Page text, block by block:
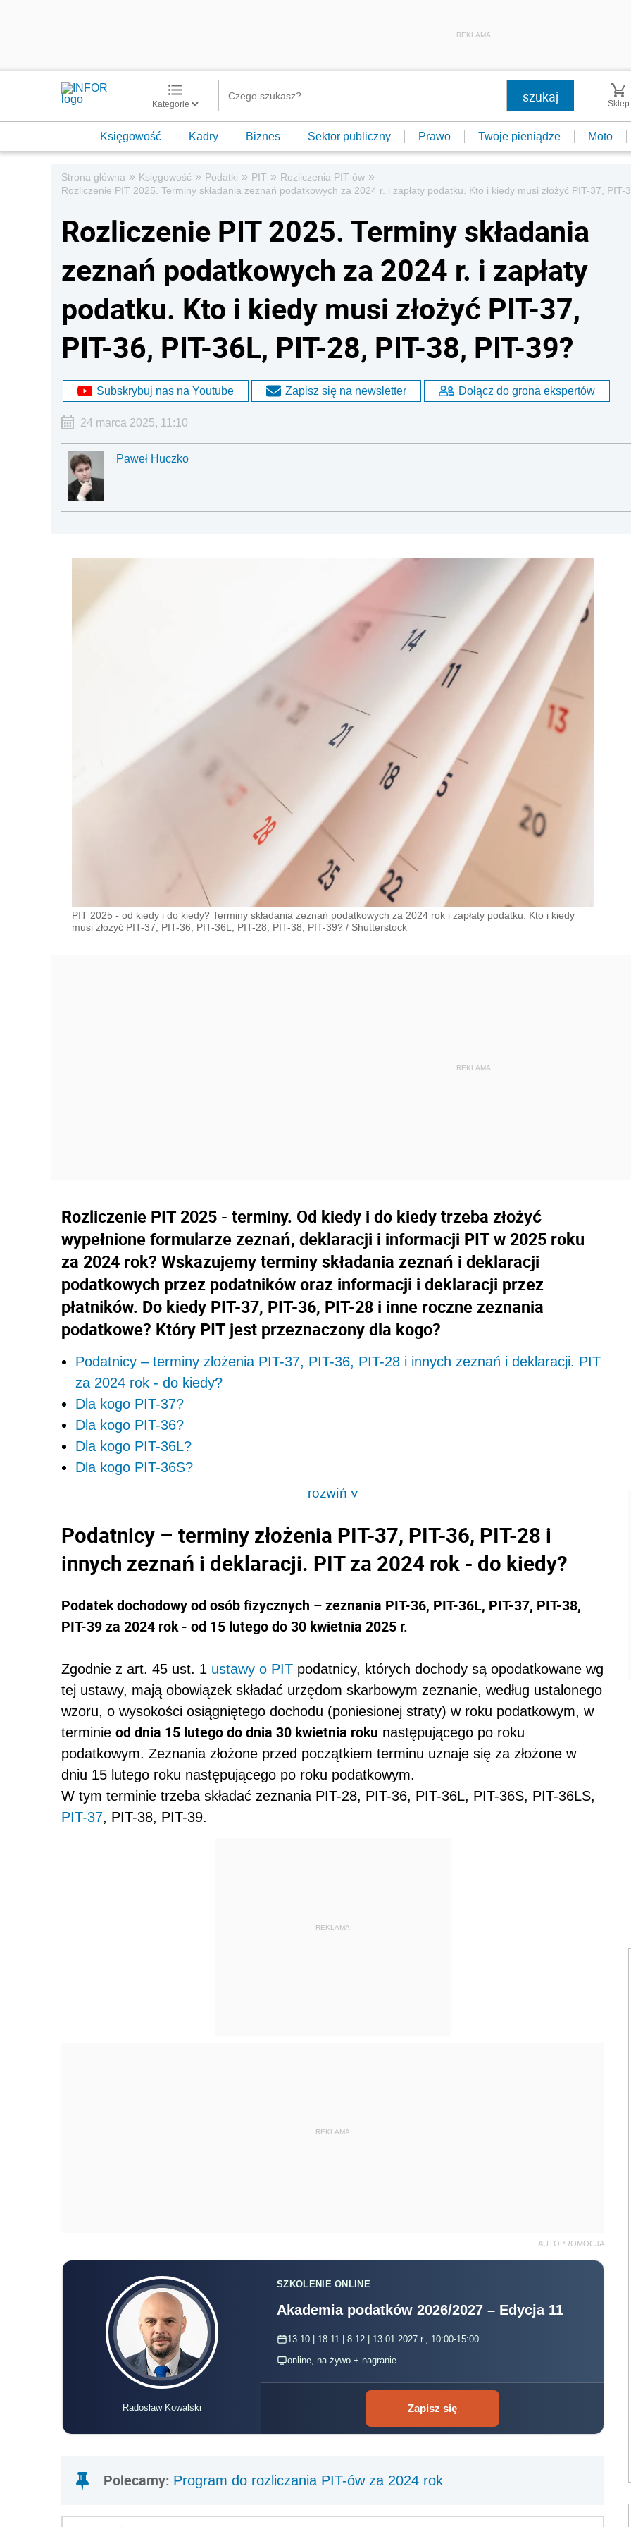
REKLAMA
Kategorie Sklep
Księgowość Kadry Biznes Sektor publiczny Prawo Twoje pieniądze Moto
Strona główna » Księgowość » Podatki » PIT » Rozliczenia PIT-ów »
Rozliczenie PIT 2025. Terminy składania zeznań podatkowych za 2024 r. i zapłaty podatku. Kto i kiedy musi złożyć PIT-37,
Rozliczenie PIT 2025. Terminy składania
zeznań podatkowych za 2024 r. i zapłaty
podatku. Kto i kiedy musi złożyć PIT-37,
PIT-36, PIT-36L, PIT-28, PIT-38, PIT-39?
Subskrybuj nas na Youtube Zapisz się na newsletter Dołącz do grona ekspertów
24 marca 2025, 11:10
Paweł Huczko
PIT 2025 - od kiedy i do kiedy? Terminy składania zeznań podatkowych za 2024 rok i zapłaty podatku. Kto i kiedy
musi złożyć PIT-37, PIT-36, PIT-36L, PIT-28, PIT-38, PIT-39? / Shutterstock
Rozliczenie PIT 2025 - terminy. Od kiedy i do kiedy trzeba złożyć
wypełnione formularze zeznań, deklaracji i informacji PIT w 2025 roku
za 2024 rok? Wskazujemy terminy składania zeznań i deklaracji
podatkowych przez podatników oraz informacji i deklaracji przez
płatników. Do kiedy PIT-37, PIT-36, PIT-28 i inne roczne zeznania
podatkowe? Który PIT jest przeznaczony dla kogo?
Podatnicy – terminy złożenia PIT-37, PIT-36, PIT-28 i innych zeznań i deklaracji. PIT
za 2024 rok - do kiedy?
Dla kogo PIT-37?
Dla kogo PIT-36?
Dla kogo PIT-36L?
Dla kogo PIT-36S?
rozwiń>
Podatnicy – terminy złożenia PIT-37, PIT-36, PIT-28 i
innych zeznań i deklaracji. PIT za 2024 rok - do kiedy?
Podatek dochodowy od osób fizycznych – zeznania PIT-36, PIT-36L, PIT-37, PIT-38,
PIT-39 za 2024 rok - od 15 lutego do 30 kwietnia 2025 r.
Zgodnie z art. 45 ust. 1 ustawy o PIT podatnicy, których dochody są opodatkowane wg
tej ustawy, mają obowiązek składać urzędom skarbowym zeznanie, według ustalonego
wzoru, o wysokości osiągniętego dochodu (poniesionej straty) w roku podatkowym, w
terminie od dnia 15 lutego do dnia 30 kwietnia roku następującego po roku
podatkowym. Zeznania złożone przed początkiem terminu uznaje się za złożone w
dniu 15 lutego roku następującego po roku podatkowym.
W tym terminie trzeba składać zeznania PIT-28, PIT-36, PIT-36L, PIT-36S, PIT-36LS,
PIT-37, PIT-38, PIT-39.
REKLAMA
REKLAMA
AUTOPROMOCJA
Radosław Kowalski
SZKOLENIE ONLINE
Akademia podatków 2026/2027 – Edycja 11
13.10 | 18.11 | 8.12 | 13.01.2027 r., 10:00-15:00
online, na żywo + nagranie
Zapisz się
Polecamy: Program do rozliczania PIT-ów za 2024 rok